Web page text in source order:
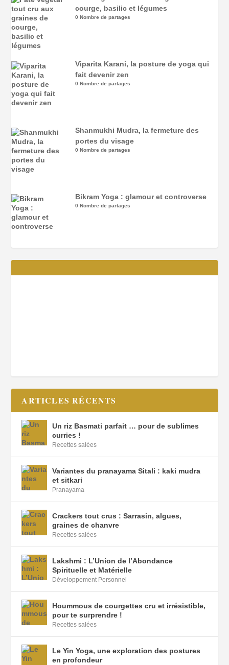
courge, basilic et légumes
0 Nombre de partages
Viparita Karani, la posture de yoga qui
fait devenir zen
0 Nombre de partages
Shanmukhi Mudra, la fermeture des
portes du visage
0 Nombre de partages
Bikram Yoga : glamour et controverse
0 Nombre de partages
ARTICLES RÉCENTS
Un riz Basmati parfait … pour de sublimes
curries !
Recettes salées
Variantes du pranayama Sitali : kaki mudra
et sitkari
Pranayama
Crackers tout crus : Sarrasin, algues,
graines de chanvre
Recettes salées
Lakshmi : L’Union de l’Abondance
Spirituelle et Matérielle
Développement Personnel
Hoummous de courgettes cru et irrésistible,
pour te surprendre !
Recettes salées
Le Yin Yoga, une exploration des postures
en profondeur